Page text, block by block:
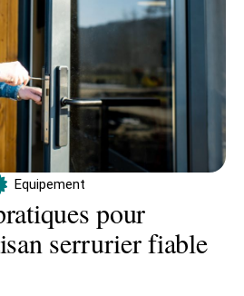
Equipement
pour
serrurier fiable